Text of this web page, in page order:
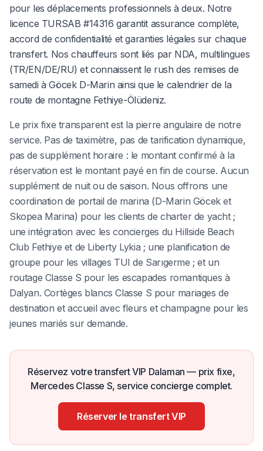
pour les déplacements professionnels à deux. Notre
licence TURSAB #14316 garantit assurance complète,
accord de confidentialité et garanties légales sur chaque
transfert. Nos chauffeurs sont liés par NDA, multilingues
(TR/EN/DE/RU) et connaissent le rush des remises de
samedi à Göcek D-Marin ainsi que le calendrier de la
route de montagne Fethiye-Ölüdeniz.
Le prix fixe transparent est la pierre angulaire de notre
service. Pas de taximètre, pas de tarification dynamique,
pas de supplément horaire : le montant confirmé à la
réservation est le montant payé en fin de course. Aucun
supplément de nuit ou de saison. Nous offrons une
coordination de portail de marina (D-Marin Göcek et
Skopea Marina) pour les clients de charter de yacht ;
une intégration avec les concierges du Hillside Beach
Club Fethiye et de Liberty Lykia ; une planification de
groupe pour les villages TUI de Sarıgerme ; et un
routage Classe S pour les escapades romantiques à
Dalyan. Cortèges blancs Classe S pour mariages de
destination et accueil avec fleurs et champagne pour les
jeunes mariés sur demande.
Réservez votre transfert VIP Dalaman — prix fixe,
Mercedes Classe S, service concierge complet.
Réserver le transfert VIP